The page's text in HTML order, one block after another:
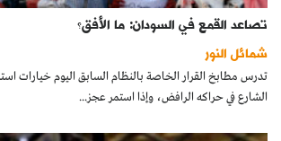
تصاعد القمع في السودان: ما الأفق؟
شمائل النور
تدرس مطابخ القرار الخاصة بالنظام السابق اليوم خيارات
الشارع في حراكه الرافض، وإذا استمر عجز...